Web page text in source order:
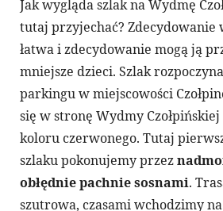
Jak wygląda szlak na Wydmę
tutaj przyjechać? Zdecydowanie
łatwa i zdecydowanie mogą ją
mniejsze dzieci. Szlak
parkingu w miejscowości
się w stronę Wydmy
koloru czerwonego. Tutaj
szlaku pokonujemy przez
obłędnie pachnie sosnami.
szutrowa, czasami wchodzimy na